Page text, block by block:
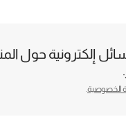
حول
الخصوصية.